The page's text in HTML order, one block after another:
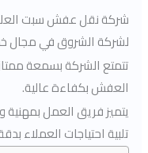
شركة نقل عفش سبت
لشركة الشروق في مجال
تتمتع الشركة بسمعة
العفش بكفاءة عالية.
يتميز فريق العمل
تلبية احتياجات العملاء